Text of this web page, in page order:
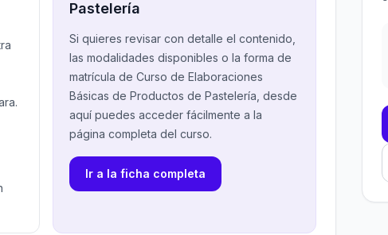
Pastelería
Si quieres revisar con detalle el contenido,
las modalidades disponibles o la forma de
matrícula de Curso de Elaboraciones
Básicas de Productos de Pastelería, desde
aquí puedes acceder fácilmente a la
página completa del curso.
Ir a la ficha completa